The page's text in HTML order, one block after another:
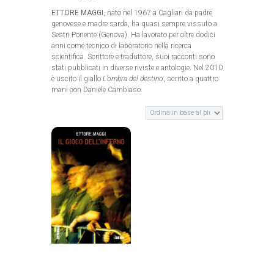
ETTORE MAGGI , nato nel 1967 a Cagliari da padre
genovese e madre sarda, ha quasi sempre vissuto a
Sestri Ponente (Genova). Ha lavorato per oltre dodici
anni come tecnico di laboratorio nella ricerca
scientifica. Scrittore e traduttore, suoi racconti sono
stati pubblicati in diverse riviste e antologie. Nel 2010
è uscito il giallo L’ombra del destino , scritto a quattro
mani con Daniele Cambiaso.